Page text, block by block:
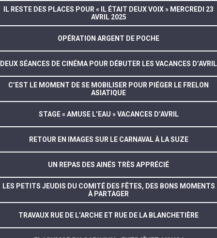
IL RESTE DES PLACES POUR « IL ÉTAIT DEUX VOIX » MERCREDI 23
AVRIL 2025
OPÉRATION ARGENT DE POCHE
DEUX SÉANCES DE CINÉMA POUR DÉBUTER LES VACANCES D’AVRIL
C’EST LE MOMENT DE SE MOBILISER POUR PIÉGER LE FRELON
ASIATIQUE
STAGE « AMUSE L’EAU » VACANCES D’AVRIL
RETOUR EN IMAGES SUR LE CARNAVAL À LA SUZE
UN REPAS DES AINÉS TRÈS APPRÉCIÉ
LES PETITS JEUDIS DU COMITÉ DES FÊTES, DES BONS MOMENTS
À PARTAGER
TRAVAUX RUE DE L’ARCHE ET RUE DE LA BLANCHETIÈRE